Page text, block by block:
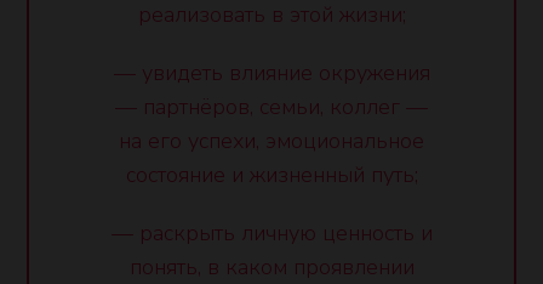
реализовать в этой жизни;
— увидеть влияние окружения
— партнёров, семьи, коллег —
на его успехи, эмоциональное
состояние и жизненный путь;
— раскрыть личную ценность и
понять, в каком проявлении